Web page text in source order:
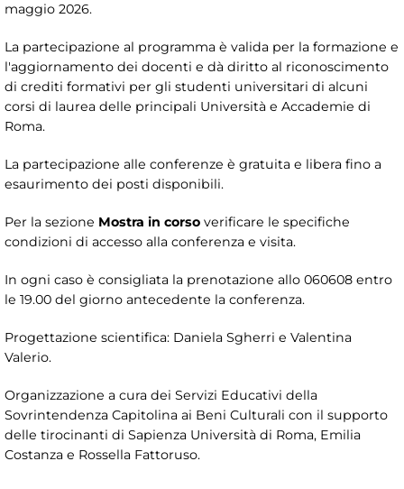
maggio 2026.
La partecipazione al programma è valida per la formazione e
l'aggiornamento dei docenti e dà diritto al riconoscimento
di crediti formativi per gli studenti universitari di alcuni
corsi di laurea delle principali Università e Accademie di
Roma.
La partecipazione alle conferenze è gratuita e libera fino a
esaurimento dei posti disponibili.
Per la sezione Mostra in corso verificare le specifiche
condizioni di accesso alla conferenza e visita.
In ogni caso è consigliata la prenotazione allo 060608 entro
le 19.00 del giorno antecedente la conferenza.
Progettazione scientifica: Daniela Sgherri e Valentina
Valerio.
Organizzazione a cura dei Servizi Educativi della
Sovrintendenza Capitolina ai Beni Culturali con il supporto
delle tirocinanti di Sapienza Università di Roma, Emilia
Costanza e Rossella Fattoruso.